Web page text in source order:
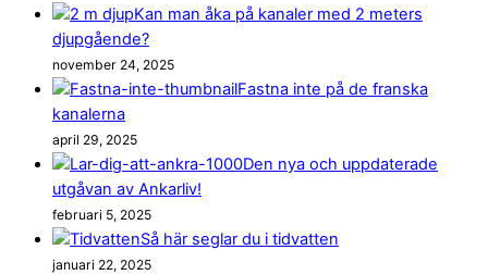
Kan man åka på kanaler med 2 meters
djupgående?
november 24, 2025
Fastna inte på de franska
kanalerna
april 29, 2025
Den nya och uppdaterade
utgåvan av Ankarliv!
februari 5, 2025
Så här seglar du i tidvatten
januari 22, 2025